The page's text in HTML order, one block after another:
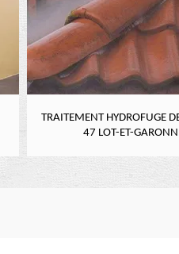
TRAITEMENT HYDROFUGE
47 LOT-ET-